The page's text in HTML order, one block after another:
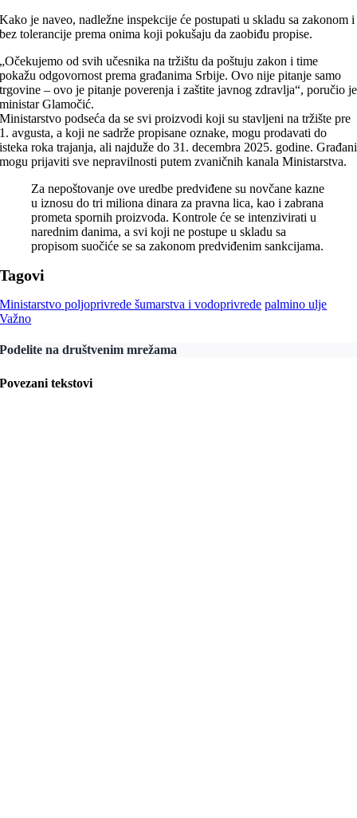
Kako je naveo, nadležne inspekcije će postupati u skladu sa zakonom i
bez tolerancije prema onima koji pokušaju da zaobiđu propise.
„Očekujemo od svih učesnika na tržištu da poštuju zakon i time
pokažu odgovornost prema građanima Srbije. Ovo nije pitanje samo
trgovine – ovo je pitanje poverenja i zaštite javnog zdravlja“, poručio je
ministar Glamočić.
Ministarstvo podseća da se svi proizvodi koji su stavljeni na tržište pre
1. avgusta, a koji ne sadrže propisane oznake, mogu prodavati do
isteka roka trajanja, ali najduže do 31. decembra 2025. godine. Građani
mogu prijaviti sve nepravilnosti putem zvaničnih kanala Ministarstva.
Za nepoštovanje ove uredbe predviđene su novčane kazne
u iznosu do tri miliona dinara za pravna lica, kao i zabrana
prometa spornih proizvoda. Kontrole će se intenzivirati u
narednim danima, a svi koji ne postupe u skladu sa
propisom suočiće se sa zakonom predviđenim sankcijama.
Tagovi
Ministarstvo poljoprivrede šumarstva i vodoprivrede palmino ulje
Važno
Podelite na društvenim mrežama
Povezani tekstovi